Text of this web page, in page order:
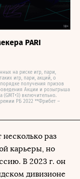
PARI
на риске игр, пари,
игр, пари, акций, о
получения призов
Акции и розыгрыша
(GMT+3) включительно.
РБ 2022 **Фрибет –
раз
карьеры, но
В 2023 г. он
дивизионе